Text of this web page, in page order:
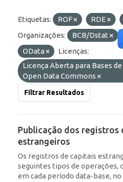
Etiquetas: ROF RDE
Organizações:
BCB/Dstat
OData
Licenças:
Licença Aberta para Bases
Open Data Commons
Filtrar Resultados
Publicação dos registros
estrangeiros
Os registros de capitais
seguintes tipos de operações,
em cada período data-base,